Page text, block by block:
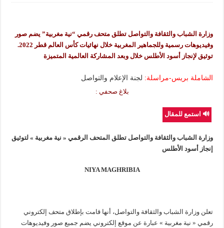
وزارة الشباب والثقافة والتواصل تطلق متحف رقمي “نية مغربية” يضم صور
وفيديوهات رسمية وللجماهير المغربية خلال نهائيات كأس العالم قطر 2022.
توثيق لإنجاز أسود الأطلس خلال وبعد المشاركة العالمية المتميزة
الشاملة بريس-مراسلة: لجنة الإعلام والتواصل
بلاغ صحفي :
🔊 استمع للمقال
وزارة الشباب والثقافة والتواصل تطلق المتحف الرقمي « نية مغربية » لتوثيق
إنجاز أسود الأطلس
NIYA MAGHRIBIA
تعلن وزارة الشباب والثقافة والتواصل، أنها قامت بإطلاق متحف إلكتروني
رقمي « نية مغربية » عبارة عن موقع إلكتروني يضم جميع صور وفيديوهات